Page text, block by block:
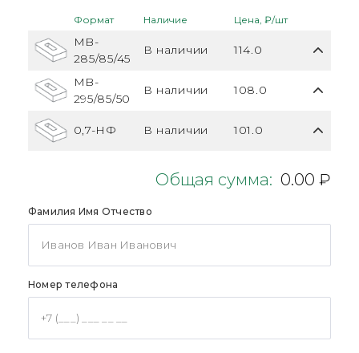
Формат Наличие Цена, ₽/шт
MB-
285/85/45
В наличии 114.0
MB-
295/85/50
В наличии 108.0
0,7-НФ В наличии 101.0
Общая сумма: 0.00 ₽
Фамилия Имя Отчество
Номер телефона